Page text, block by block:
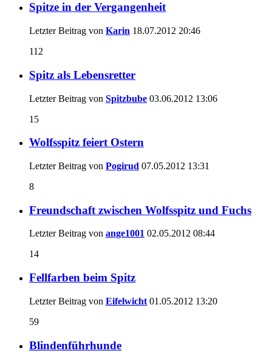
Spitze in der Vergangenheit
Letzter Beitrag von Karin 18.07.2012 20:46
112
Spitz als Lebensretter
Letzter Beitrag von Spitzbube 03.06.2012 13:06
15
Wolfsspitz feiert Ostern
Letzter Beitrag von Pogirud 07.05.2012 13:31
8
Freundschaft zwischen Wolfsspitz und Fuchs
Letzter Beitrag von ange1001 02.05.2012 08:44
14
Fellfarben beim Spitz
Letzter Beitrag von Eifelwicht 01.05.2012 13:20
59
Blindenführhunde